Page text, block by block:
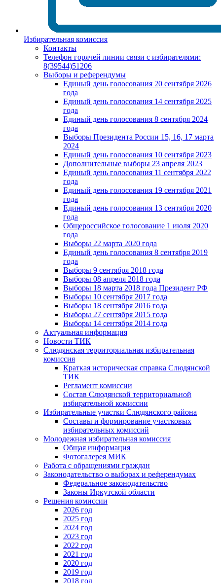
Избирательная комиссия
Контакты
Телефон горячей линии связи с избирателями:
8(39544)51206
Выборы и референдумы
Единый день голосования 20 сентября 2026
года
Единый день голосования 14 сентября 2025
года
Единый день голосования 8 сентября 2024
года
Выборы Президента России 15, 16, 17 марта
2024
Единый день голосования 10 сентября 2023
Дополнительные выборы 23 апреля 2023
Единый день голосования 11 сентября 2022
года
Единый день голосования 19 сентября 2021
года
Единый день голосования 13 сентября 2020
года
Общероссийское голосование 1 июля 2020
года
Выборы 22 марта 2020 года
Единый день голосования 8 сентября 2019
года
Выборы 9 сентября 2018 года
Выборы 08 апреля 2018 года
Выборы 18 марта 2018 года Президент РФ
Выборы 10 сентября 2017 года
Выборы 18 сентября 2016 года
Выборы 27 сентября 2015 года
Выборы 14 сентября 2014 года
Актуальная информация
Новости ТИК
Слюдянская территориальная избирательная
комиссия
Краткая историческая справка Слюдянской
ТИК
Регламент комиссии
Состав Слюдянской территориальной
избирательной комиссии
Избирательные участки Слюдянского района
Составы и формирование участковых
избирательных комиссий
Молодежная избирательная комиссия
Общая информация
Фотогалерея МИК
Работа с обращениями граждан
Законодательство о выборах и референдумах
Федеральное законодательство
Законы Иркутской области
Решения комиссии
2026 год
2025 год
2024 год
2023 год
2022 год
2021 год
2020 год
2019 год
2018 год